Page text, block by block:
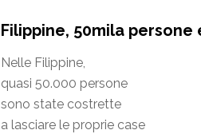
Filippine, 50mila
Nelle Filippine,
quasi 50.000 persone
sono state costrette
a lasciare le proprie case